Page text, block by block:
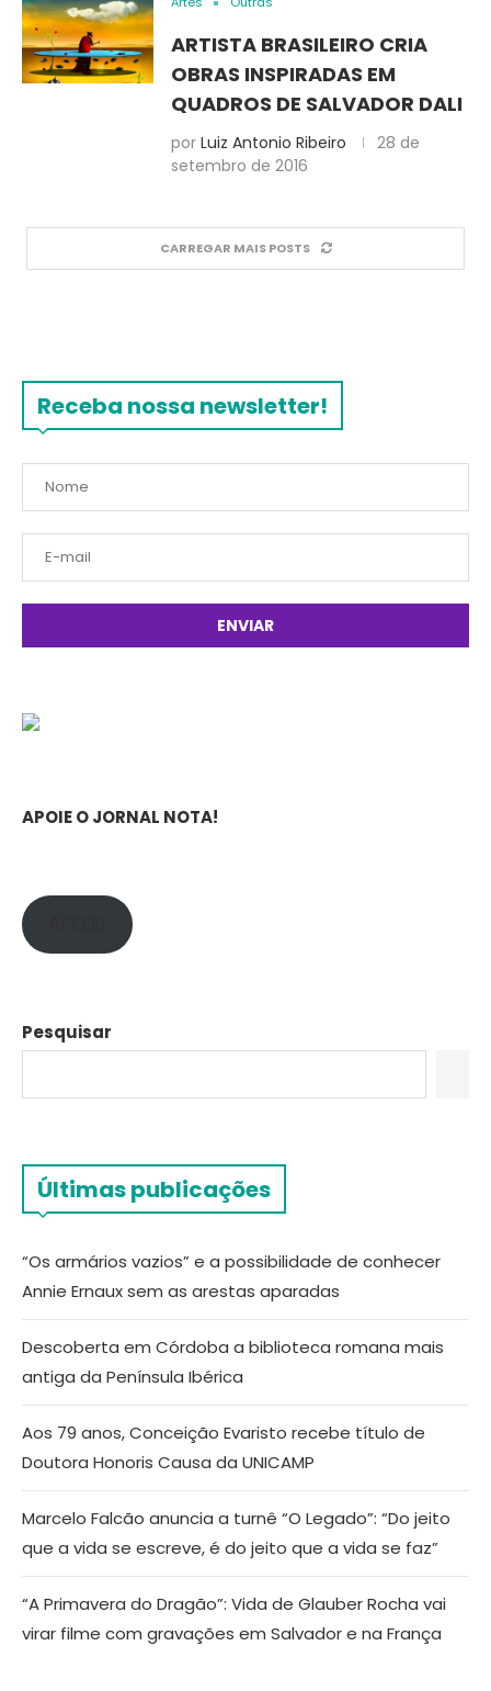
ARTISTA BRASILEIRO CRIA
OBRAS INSPIRADAS EM
QUADROS DE SALVADOR DALI
por Luiz Antonio Ribeiro
28 de
setembro de 2016
CARREGAR MAIS POSTS
Receba nossa newsletter!
APOIE O JORNAL NOTA!
Pesquisar
Últimas publicações
“Os armários vazios” e a possibilidade de conhecer
Annie Ernaux sem as arestas aparadas
Descoberta em Córdoba a biblioteca romana mais
antiga da Península Ibérica
Aos 79 anos, Conceição Evaristo recebe título de
Doutora Honoris Causa da UNICAMP
Marcelo Falcão anuncia a turnê “O Legado”: “Do jeito
que a vida se escreve, é do jeito que a vida se faz”
“A Primavera do Dragão”: Vida de Glauber Rocha vai
virar filme com gravações em Salvador e na França